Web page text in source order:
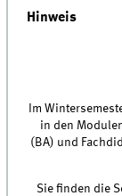
Hinweis
Im
in den
(BA) und
Sie finden die